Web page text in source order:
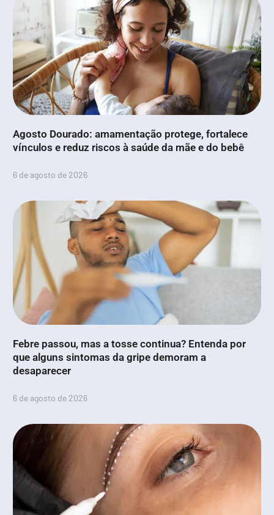
Agosto Dourado: amamentação protege, fortalece
vínculos e reduz riscos à saúde da mãe e do bebê
6 de agosto de 2026
Febre passou, mas a tosse continua? Entenda por
que alguns sintomas da gripe demoram a
desaparecer
6 de agosto de 2026